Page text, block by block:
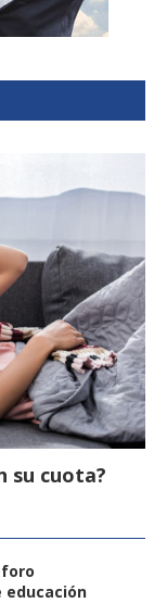
su cuota?
foro
educación